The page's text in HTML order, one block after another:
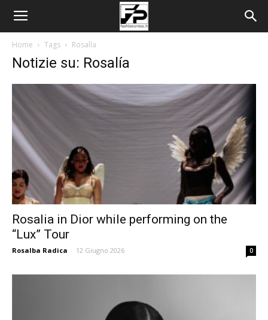
Home Tags Rosalía
Notizie su: Rosalía
Rosalia in Dior while performing on the
“Lux” Tour
Rosalba Radica - 12 Giugno 2026 0